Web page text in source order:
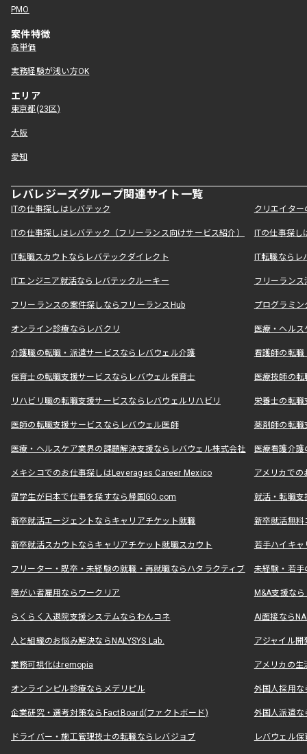
PMO
案件特徴
高単価
実務経験が浅い方OK
エリア
東京都(23区)
大阪
愛知
レバレジーズグループ関連サイト一覧
ITの仕事探しはレバテック クリエイタ
ITの仕事探しはレバテック（フリーランス向けサービス紹介） ITの仕事探
IT転職スカウトならレバテックダイレクト IT転職なら
ITエンジニア就活ならレバテックルーキー フリーラン
フリーランスの案件探しならフリーランスHub プログラミ
オンライン診療ならレバクリ 医療・ヘル
介護職の転職・派遣サービスならレバウェル介護 看護師の転
保育士の転職支援サービスならレバウェル保育士 医療技師の
リハビリ職の転職支援サービスならレバウェルリハビリ 栄養士の転
医師の転職支援サービスならレバウェル医師 薬剤師の転
医療・ヘルスケア業界の課題解決支援ならレバウェル株式会社 医療看護介
メキシコでのお仕事探しはLeverages Career Mexico アメリカで
留学生が日本で仕事を探すなら帰国GO.com 就活・転職
新卒就活エージェントならキャリアチケット就職 新卒就活無料
新卒就活スカウトならキャリアチケット就職スカウト 若手ハイキ
フリーター・既卒・未経験の就職・再就職ならハタラクティブ 未経験・若手
障がい者雇用ならワークリア M&A支援な
らくらく入退院支援システムならわんコネ AI面接なら
人と組織のお悩み解決ならNALYSYS Lab. アジャイル
業務可視化はremopia アメリカの
オンラインピル診療ならメデリピル 外国人採用
企業研究・選考対策ならFactBoard(ファクトボード) 外国人派遣な
ドライバー・施工管理技士の転職ならレバジョブ レバウェル